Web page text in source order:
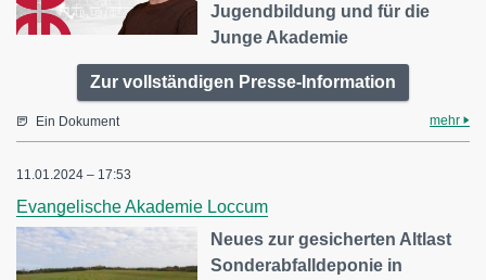
Jugendbildung und für die
Junge Akademie
Zur vollständigen Presse-Information
Ein Dokument mehr
11.01.2024 – 17:53
Evangelische Akademie Loccum
Neues zur gesicherten Altlast
Sonderabfalldeponie in